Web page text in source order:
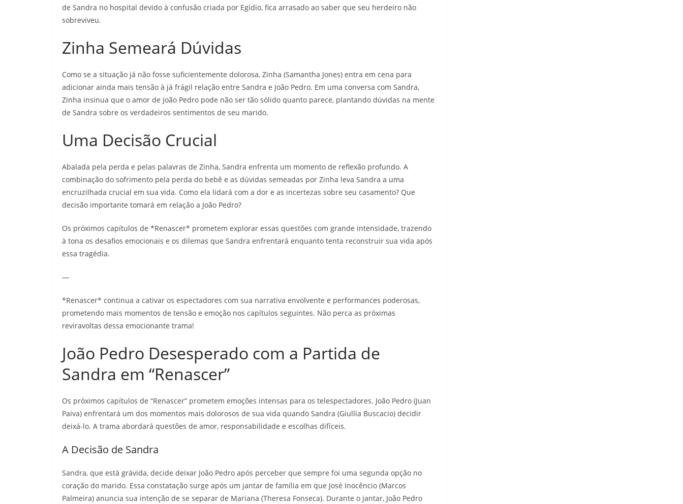
de Sandra no hospital devido à confusão criada por Egídio, fica arrasado ao saber que seu herdeiro não
sobreviveu.
Zinha Semeará Dúvidas
Como se a situação já não fosse suficientemente dolorosa, Zinha (Samantha Jones) entra em cena para
adicionar ainda mais tensão à já frágil relação entre Sandra e João Pedro. Em uma conversa com Sandra,
Zinha insinua que o amor de João Pedro pode não ser tão sólido quanto parece, plantando dúvidas na mente
de Sandra sobre os verdadeiros sentimentos de seu marido.
Uma Decisão Crucial
Abalada pela perda e pelas palavras de Zinha, Sandra enfrenta um momento de reflexão profundo. A
combinação do sofrimento pela perda do bebê e as dúvidas semeadas por Zinha leva Sandra a uma
encruzilhada crucial em sua vida. Como ela lidará com a dor e as incertezas sobre seu casamento? Que
decisão importante tomará em relação a João Pedro?
Os próximos capítulos de *Renascer* prometem explorar essas questões com grande intensidade, trazendo
à tona os desafios emocionais e os dilemas que Sandra enfrentará enquanto tenta reconstruir sua vida após
essa tragédia.
—
*Renascer* continua a cativar os espectadores com sua narrativa envolvente e performances poderosas,
prometendo mais momentos de tensão e emoção nos capítulos seguintes. Não perca as próximas
reviravoltas dessa emocionante trama!
João Pedro Desesperado com a Partida de
Sandra em “Renascer”
Os próximos capítulos de “Renascer” prometem emoções intensas para os telespectadores. João Pedro (Juan
Paiva) enfrentará um dos momentos mais dolorosos de sua vida quando Sandra (Giullia Buscacio) decidir
deixá-lo. A trama abordará questões de amor, responsabilidade e escolhas difíceis.
A Decisão de Sandra
Sandra, que está grávida, decide deixar João Pedro após perceber que sempre foi uma segunda opção no
coração do marido. Essa constatação surge após um jantar de família em que José Inocêncio (Marcos
Palmeira) anuncia sua intenção de se separar de Mariana (Theresa Fonseca). Durante o jantar, João Pedro